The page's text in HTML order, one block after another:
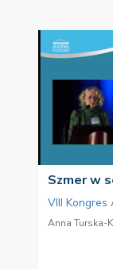
Szmer w
VIII Kongres
Anna Turska-